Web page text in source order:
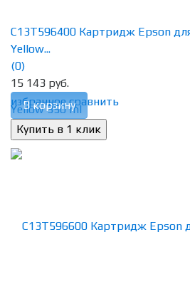
избранное сравнить
C13T596400 Картридж Epson
Yellow...
(0)
15 143 руб.
В корзину